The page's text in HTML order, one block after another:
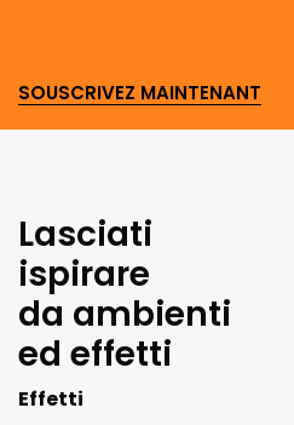
SOUSCRIVEZ MAINTENANT
Lasciati
ispirare
da ambienti
ed effetti
Effetti